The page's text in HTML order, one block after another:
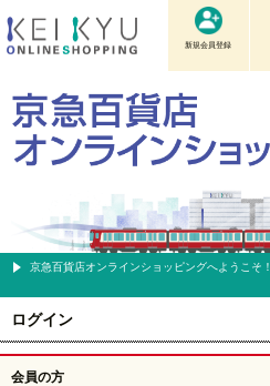
新規会員登録
京急百貨店オンラインショッピングへようこそ！
ログイン
会員の方